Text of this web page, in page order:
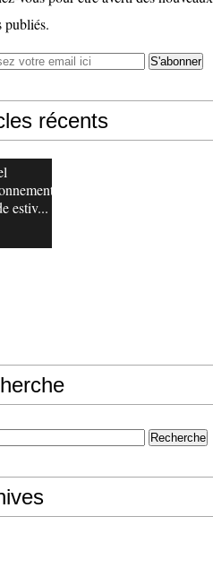
publiés.
récents
estiv...